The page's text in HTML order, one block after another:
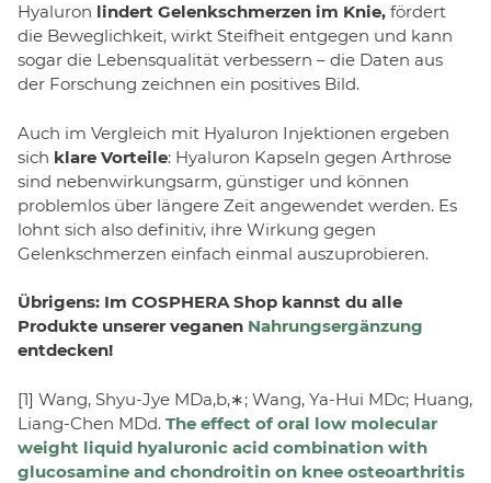
Hyaluron lindert Gelenkschmerzen im Knie, fördert
die Beweglichkeit, wirkt Steifheit entgegen und kann
sogar die Lebensqualität verbessern – die Daten aus
der Forschung zeichnen ein positives Bild.
Auch im Vergleich mit Hyaluron Injektionen ergeben
sich klare Vorteile: Hyaluron Kapseln gegen Arthrose
sind nebenwirkungsarm, günstiger und können
problemlos über längere Zeit angewendet werden. Es
lohnt sich also definitiv, ihre Wirkung gegen
Gelenkschmerzen einfach einmal auszuprobieren.
Übrigens: Im COSPHERA Shop kannst du alle
Produkte unserer veganen Nahrungsergänzung
entdecken!
[1] Wang, Shyu-Jye MDa,b,∗; Wang, Ya-Hui MDc; Huang,
Liang-Chen MDd. The effect of oral low molecular
weight liquid hyaluronic acid combination with
glucosamine and chondroitin on knee osteoarthritis